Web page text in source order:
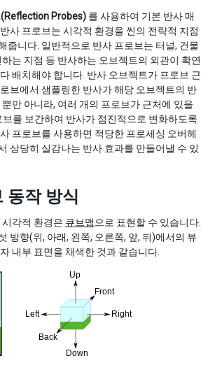
Probes) 를 사용하여 기본 반사 매
사 프로브는 시각적 환경을 씬의 전략적 지점
줍니다. 일반적으로 반사 프로브는 터널, 건물
는 지점 등 반사하는 오브젝트의 외관이 확연
배치해야 합니다. 반사 오브젝트가 프로브 근
브에서 샘플링한 반사가 해당 오브젝트의 반
만 아니라, 여러 개의 프로브가 근처에 있을
를 보간하여 반사가 점진적으로 변화하도록
프로브를 사용하면 적당한 프로세싱 오버헤
상당히 실감나는 반사 효과를 만들어낼 수 있
동작 방식
각적 환경은 큐브맵 으로 표현할 수 있습니다.
방향(위, 아래, 왼쪽, 오른쪽, 앞, 뒤)에서의 뷰
내부 표면을 채색한 것과 같습니다.